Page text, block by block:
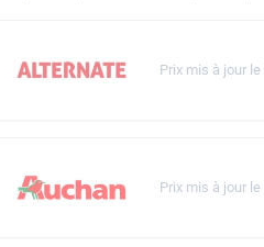
Prix mis à jour le
Prix mis à jour le